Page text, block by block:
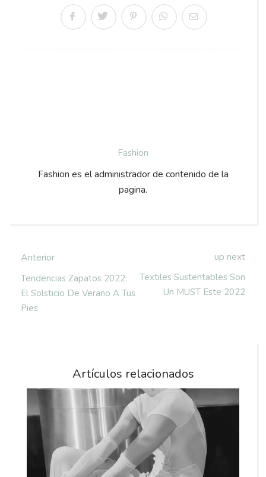
Fashion
Fashion es el administrador de contenido de la
pagina.
Anterior
Tendencias Zapatos 2022:
El Solsticio De Verano A Tus
Pies
up next
Textiles Sustentables Son
Un MUST Este 2022
Artículos relacionados